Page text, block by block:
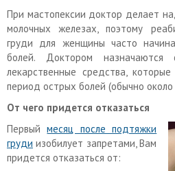
При мастопексии доктор делает
молочных железах, поэтому
груди для женщины часто
болей. Доктором назначаются
лекарственные средства,
период острых болей (обычно
От чего придется отказаться
Первыймесяц после подтяжки
груди изобилует запретами, Вам
придется отказаться от: